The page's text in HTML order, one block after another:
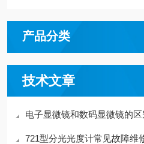
产品分类
技术文章
电子显微镜和数码显微镜的区
721型分光光度计常见故障维